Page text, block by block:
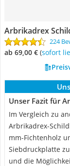
Arbrikadrex
224
ab 69,00 € ( Sofort
Unser Fazit für
Im Vergleich zu
Arbrikadrex-
mm-Fichtenholz
Siebdruckplatte
und die